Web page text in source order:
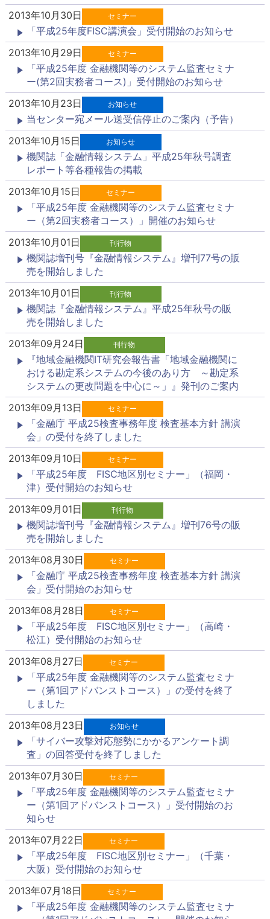
2013年10月30日
セミナー
「平成25年度FISC講演会」受付開始のお知らせ
2013年10月29日
セミナー
「平成25年度 金融機関等のシステム監査セミナ
ー(第2回実務者コース)」受付開始のお知らせ
2013年10月23日
お知らせ
当センター宛メール送受信停止のご案内（予告）
2013年10月15日
お知らせ
機関誌「金融情報システム」平成25年秋号調査
レポート等各種報告の掲載
2013年10月15日
セミナー
「平成25年度 金融機関等のシステム監査セミナ
ー（第2回実務者コース）」開催のお知らせ
2013年10月01日
刊行物
機関誌増刊号『金融情報システム』増刊77号の販
売を開始しました
2013年10月01日
刊行物
機関誌『金融情報システム』平成25年秋号の販
売を開始しました
2013年09月24日
刊行物
『地域金融機関IT研究会報告書「地域金融機関に
おける勘定系システムの今後のあり方 ～勘定系
システムの更改問題を中心に～」』発刊のご案内
2013年09月13日
セミナー
「金融庁 平成25検査事務年度 検査基本方針 講演
会」の受付を終了しました
2013年09月10日
セミナー
「平成25年度 FISC地区別セミナー」（福岡・
津）受付開始のお知らせ
2013年09月01日
刊行物
機関誌増刊号『金融情報システム』増刊76号の販
売を開始しました
2013年08月30日
セミナー
「金融庁 平成25検査事務年度 検査基本方針 講演
会」受付開始のお知らせ
2013年08月28日
セミナー
「平成25年度 FISC地区別セミナー」（高崎・
松江）受付開始のお知らせ
2013年08月27日
セミナー
「平成25年度 金融機関等のシステム監査セミナ
ー（第1回アドバンストコース）」の受付を終了
しました
2013年08月23日
お知らせ
「サイバー攻撃対応態勢にかかるアンケート調
査」の回答受付を終了しました
2013年07月30日
セミナー
「平成25年度 金融機関等のシステム監査セミナ
ー（第1回アドバンストコース）」受付開始のお
知らせ
2013年07月22日
セミナー
「平成25年度 FISC地区別セミナー」（千葉・
大阪）受付開始のお知らせ
2013年07月18日
セミナー
「平成25年度 金融機関等のシステム監査セミナ